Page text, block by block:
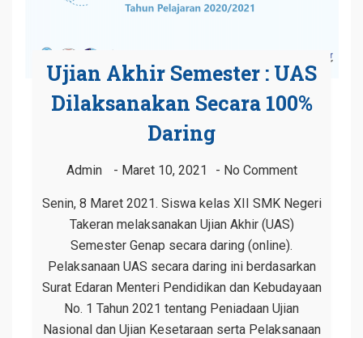
Ujian Akhir Semester : UAS
Dilaksanakan Secara 100%
Daring
Admin Maret 10, 2021 No Comment
Senin, 8 Maret 2021. Siswa kelas XII SMK Negeri
Takeran melaksanakan Ujian Akhir (UAS)
Semester Genap secara daring (online).
Pelaksanaan UAS secara daring ini berdasarkan
Surat Edaran Menteri Pendidikan dan Kebudayaan
No. 1 Tahun 2021 tentang Peniadaan Ujian
Nasional dan Ujian Kesetaraan serta Pelaksanaan